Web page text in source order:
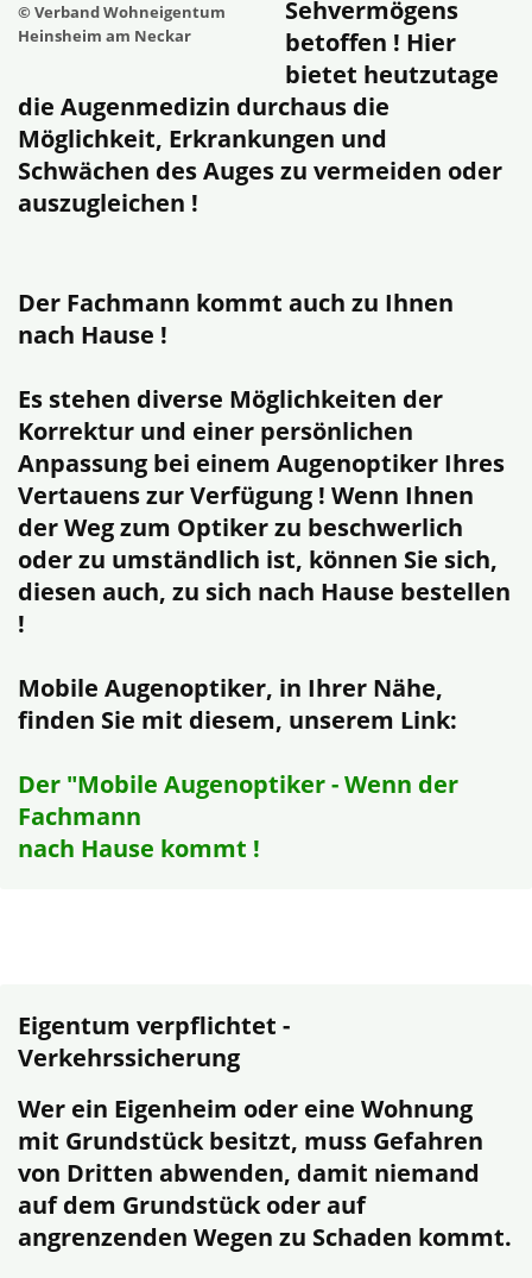
© Verband Wohneigentum
Heinsheim am Neckar
Sehvermögens
betoffen ! Hier
bietet heutzutage
die Augenmedizin durchaus die
Möglichkeit, Erkrankungen und
Schwächen des Auges zu vermeiden oder
auszugleichen !
Der Fachmann kommt auch zu Ihnen
nach Hause !
Es stehen diverse Möglichkeiten der
Korrektur und einer persönlichen
Anpassung bei einem Augenoptiker Ihres
Vertauens zur Verfügung ! Wenn Ihnen
der Weg zum Optiker zu beschwerlich
oder zu umständlich ist, können Sie sich,
diesen auch, zu sich nach Hause bestellen
!
Mobile Augenoptiker, in Ihrer Nähe,
finden Sie mit diesem, unserem Link:
Der "Mobile Augenoptiker - Wenn der
Fachmann
nach Hause kommt !
Eigentum verpflichtet -
Verkehrssicherung
Wer ein Eigenheim oder eine Wohnung
mit Grundstück besitzt, muss Gefahren
von Dritten abwenden, damit niemand
auf dem Grundstück oder auf
angrenzenden Wegen zu Schaden kommt.